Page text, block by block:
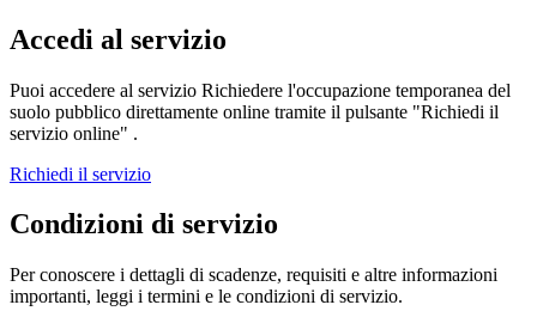
Accedi al servizio
Puoi accedere al servizio Richiedere l'occupazione temporanea del
suolo pubblico direttamente online tramite il pulsante "Richiedi il
servizio online" .
Richiedi il servizio
Condizioni di servizio
Per conoscere i dettagli di scadenze, requisiti e altre informazioni
importanti, leggi i termini e le condizioni di servizio.